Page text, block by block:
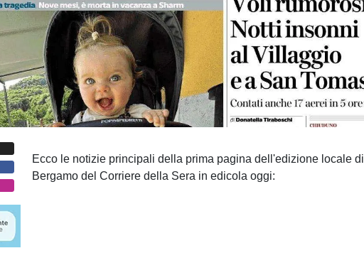
Ecco le notizie principali della prima pagina dell'edizione locale di
Bergamo del Corriere della Sera in edicola oggi: